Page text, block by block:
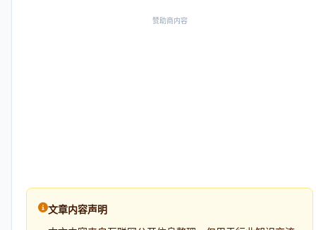
赞助商内容
文章内容声明